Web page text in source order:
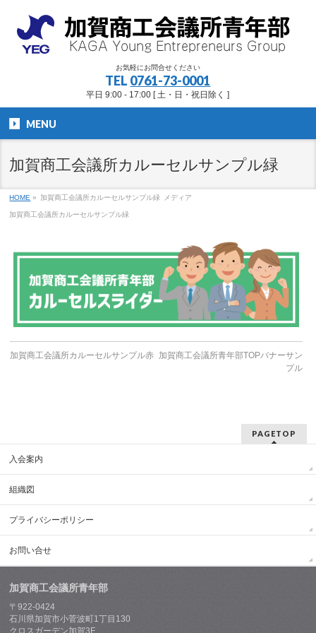
お気軽にお問合せください
TEL 0761-73-0001
平日 9:00 - 17:00 [ 土・日・祝日除く ]
MENU
加賀商工会議所カルーセルサンプル緑
HOME » 加賀商工会議所カルーセルサンプル緑 メディア
加賀商工会議所カルーセルサンプル緑
加賀商工会議所カルーセルサンプル赤 加賀商工会議所青年部TOPバナーサン
プル
PAGETOP
入会案内
組織図
プライバシーポリシー
お問い合せ
加賀商工会議所青年部
〒922-0424
石川県加賀市小菅波町1丁目130